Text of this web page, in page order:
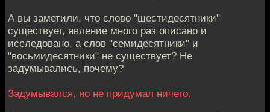
А вы заметили, что слово "шестидесятники"
существует, явление много раз описано и
исследовано, а слов "семидесятники" и
"восьмидесятники" не существует? Не
задумывались, почему?
Задумывался, но не придумал ничего.